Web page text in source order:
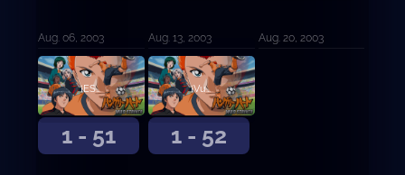
Aug. 06, 2003 Aug. 13, 2003 Aug. 20, 2003
1 - 51
¡ESPÍRITU DE AKANEGAOKA!
1 - 52
¡Vuelve pronto, Kanou Kyosuke!